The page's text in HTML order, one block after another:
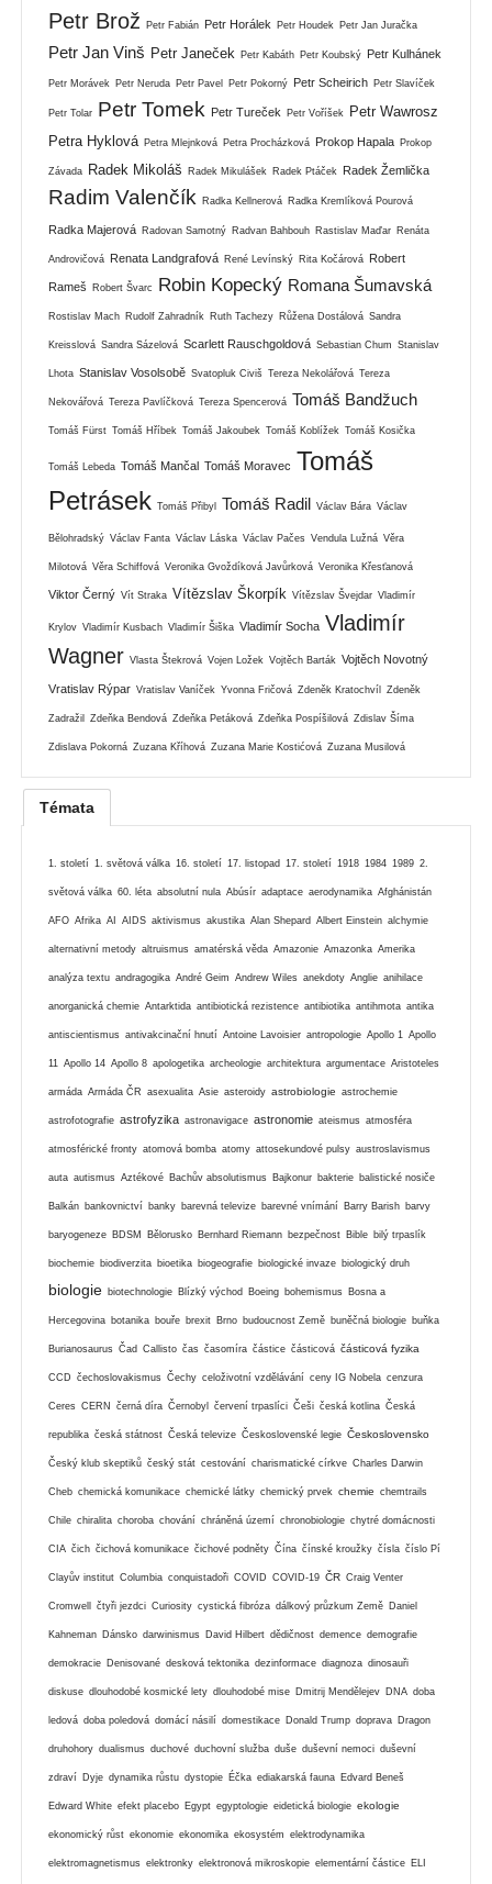
Petr Brož Petr Fabián Petr Horálek Petr Houdek Petr Jan Juračka
Petr Jan Vinš Petr Janeček Petr Kabáth Petr Koubský Petr Kulhánek
Petr Morávek Petr Neruda Petr Pavel Petr Pokorný Petr Scheirich Petr Slavíček
Petr Tolar Petr Tomek Petr Tureček Petr Voříšek
Petr Wawrosz
Petra Hyklová Petra Mlejnková Petra Procházková Prokop Hapala Prokop
Závada Radek Mikoláš Radek Mikulášek Radek Ptáček Radek Žemlička
Radim Valenčík Radka Kellnerová Radka Kremlíková Pourová
Radka Majerová Radovan Samotný Radvan Bahbouh Rastislav Maďar Renáta
Androvičová Renata Landgrafová René Levínský Rita Kočárová Robert
Rameš Robert Švarc Robin Kopecký Romana Šumavská
Rostislav Mach Rudolf Zahradník Ruth Tachezy Růžena Dostálová Sandra
Kreisslová Sandra Sázelová Scarlett Rauschgoldová Sebastian Chum Stanislav
Lhota Stanislav Vosolsobě Svatopluk Civiš Tereza Nekolářová Tereza
Nekovářová Tereza Pavlíčková Tereza Spencerová Tomáš Bandžuch
Tomáš Fürst Tomáš Hříbek Tomáš Jakoubek Tomáš Koblížek Tomáš Kosička
Tomáš Lebeda Tomáš Mančal Tomáš Moravec Tomáš
Petrásek Tomáš Přibyl Tomáš Radil Václav Bára Václav
Bělohradský Václav Fanta Václav Láska Václav Pačes Vendula Lužná Věra
Milotová Věra Schiffová Veronika Gvoždíková Javůrková Veronika Křesťanová
Viktor Černý Vít Straka Vítězslav Škorpík Vítězslav Švejdar Vladimír
Krylov Vladimír Kusbach Vladimír Šiška Vladimír Socha Vladimír
Wagner Vlasta Štekrová Vojen Ložek Vojtěch Barták Vojtěch Novotný
Vratislav Rýpar Vratislav Vaníček Yvonna Fričová Zdeněk Kratochvíl Zdeněk
Zadražil Zdeňka Bendová Zdeňka Petáková Zdeňka Pospíšilová Zdislav Šíma
Zdislava Pokorná Zuzana Kříhová Zuzana Marie Kostićová Zuzana Musilová
Témata
1. století 1. světová válka 16. století 17. listopad 17. století 1918 1984 1989 2.
světová válka 60. léta absolutní nula Abúsír adaptace aerodynamika Afghánistán
AFO Afrika AI AIDS aktivismus akustika Alan Shepard Albert Einstein alchymie
alternativní metody altruismus amatérská věda Amazonie Amazonka Amerika
analýza textu andragogika André Geim Andrew Wiles anekdoty Anglie anihilace
anorganická chemie Antarktida antibiotická rezistence antibiotika antihmota antika
antiscientismus antivakcinační hnutí Antoine Lavoisier antropologie Apollo 1 Apollo
11 Apollo 14 Apollo 8 apologetika archeologie architektura argumentace Aristoteles
armáda Armáda ČR asexualita Asie asteroidy astrobiologie astrochemie
astrofotografie astrofyzika astronavigace astronomie ateismus atmosféra
atmosférické fronty atomová bomba atomy attosekundové pulsy austroslavismus
auta autismus Aztékové Bachův absolutismus Bajkonur bakterie balistické nosiče
Balkán bankovnictví banky barevná televize barevné vnímání Barry Barish barvy
baryogeneze BDSM Bělorusko Bernhard Riemann bezpečnost Bible bilý trpaslík
biochemie biodiverzita bioetika biogeografie biologické invaze biologický druh
biologie biotechnologie Blízký východ Boeing bohemismus Bosna a
Hercegovina botanika bouře brexit Brno budoucnost Země buněčná biologie buňka
Burianosaurus Čad Callisto čas časomíra částice částicová částicová fyzika
CCD čechoslovakismus Čechy celoživotní vzdělávání ceny IG Nobela cenzura
Ceres CERN černá díra Černobyl červení trpaslíci Češi česká kotlina Česká
republika česká státnost Česká televize Československé legie Československo
Český klub skeptiků český stát cestování charismatické církve Charles Darwin
Cheb chemická komunikace chemické látky chemický prvek chemie chemtrails
Chile chiralita choroba chování chráněná území chronobiologie chytré domácnosti
CIA čich čichová komunikace čichové podněty Čína čínské kroužky čísla číslo Pí
Clayův institut Columbia conquistadoři COVID COVID-19 ČR Craig Venter
Cromwell čtyři jezdci Curiosity cystická fibróza dálkový průzkum Země Daniel
Kahneman Dánsko darwinismus David Hilbert dědičnost demence demografie
demokracie Denisované desková tektonika dezinformace diagnoza dinosauři
diskuse dlouhodobé kosmické lety dlouhodobé mise Dmitrij Mendělejev DNA doba
ledová doba poledová domácí násilí domestikace Donald Trump doprava Dragon
druhohory dualismus duchové duchovní služba duše duševní nemoci duševní
zdraví Dyje dynamika růstu dystopie Éčka ediakarská fauna Edvard Beneš
Edward White efekt placebo Egypt egyptologie eidetická biologie ekologie
ekonomický růst ekonomie ekonomika ekosystém elektrodynamika
elektromagnetismus elektronky elektronová mikroskopie elementární částice ELI